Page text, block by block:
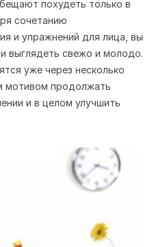
похудеть только в
сочетанию
и упражнений для лица, вы
выглядеть свежо и молодо.
уже через несколько
мотивом продолжать
и в целом улучшить